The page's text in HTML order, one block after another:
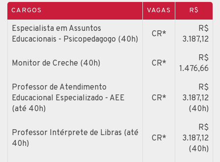
CARGOS VAGAS R$
Especialista em Assuntos
Educacionais - Psicopedagogo (40h)
CR*
R$
3.187,12
Monitor de Creche (40h) CR*
R$
1.476,66
Professor de Atendimento
Educacional Especializado - AEE
(até 40h)
CR*
R$
3.187,12
(40h)
Professor Intérprete de Libras (até
40h)
CR*
R$
3.187,12
(40h)